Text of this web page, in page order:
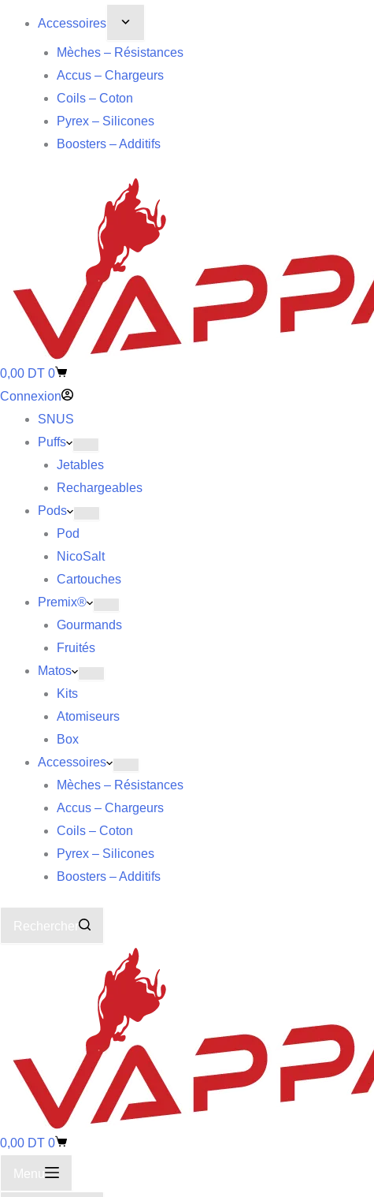
Accessoires
Mèches – Résistances
Accus – Chargeurs
Coils – Coton
Pyrex – Silicones
Boosters – Additifs
0,00 DT 0
Connexion
SNUS
Puffs
Jetables
Rechargeables
Pods
Pod
NicoSalt
Cartouches
Premix®
Gourmands
Fruités
Matos
Kits
Atomiseurs
Box
Accessoires
Mèches – Résistances
Accus – Chargeurs
Coils – Coton
Pyrex – Silicones
Boosters – Additifs
Rechercher
0,00 DT 0
Menu